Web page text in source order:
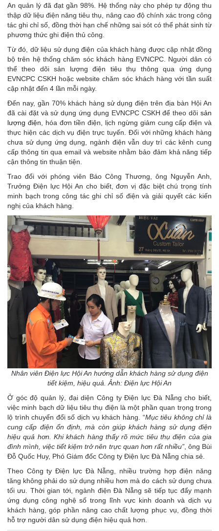
An quản lý đã đạt gần 98%. Hệ thống này cho phép tự động thu
thập dữ liệu điện năng tiêu thụ, nâng cao độ chính xác trong công
tác ghi chỉ số, đồng thời hạn chế những sai sót có thể phát sinh từ
phương thức ghi điện thủ công.
Từ đó, dữ liệu sử dụng điện của khách hàng được cập nhật đồng
bộ trên hệ thống chăm sóc khách hàng EVNCPC. Người dân có
thể theo dõi sản lượng điện tiêu thụ thông qua ứng dụng
EVNCPC CSKH hoặc website chăm sóc khách hàng với tần suất
cập nhật đến 4 lần mỗi ngày.
Đến nay, gần 70% khách hàng sử dụng điện trên địa bàn Hội An
đã cài đặt và sử dụng ứng dụng EVNCPC CSKH để theo dõi sản
lượng điện , hóa đơn tiền điện, lịch ngừng giảm cung cấp điện và
thực hiện các dịch vụ điện trực tuyến. Đối với những khách hàng
chưa sử dụng ứng dụng, ngành điện vẫn duy trì các kênh cung
cấp thông tin qua email và website nhằm bảo đảm khả năng tiếp
cận thông tin thuận tiện.
Trao đổi với phóng viên Báo Công Thương, ông Nguyễn Anh,
Trưởng Điện lực Hội An cho biết, đơn vị đặc biệt chú trọng tính
minh bạch trong công tác ghi chỉ số điện và giải quyết các kiến
nghị của khách hàng.
Nhân viên Điện lực Hội An hướng dẫn khách hàng sử dụng điện
tiết kiệm, hiệu quả. Ảnh: Điện lực Hội An
Ở góc độ quản lý, đại diện Công ty Điện lực Đà Nẵng cho biết,
việc minh bạch dữ liệu tiêu thụ điện là một phần quan trọng trong
lộ trình chuyển đổi số dịch vụ khách hàng. “Mục tiêu không chỉ là
cung cấp điện ổn định, mà còn giúp khách hàng sử dụng điện
hiệu quả hơn. Khi khách hàng thấy rõ mức tiêu thụ điện của gia
đình mình, việc tiết kiệm trở nên trực quan hơn rất nhiều”, ông Bùi
Đỗ Quốc Huy, Phó Giám đốc Công ty Điện lực Đà Nẵng chia sẻ.
Theo Công ty Điện lực Đà Nẵng, nhiều trường hợp điện năng
tăng không phải do sử dụng nhiều hơn mà do cách sử dụng chưa
tối ưu. Thời gian tới, ngành điện Đà Nẵng sẽ tiếp tục đẩy mạnh
ứng dụng công nghệ số trong lĩnh vực kinh doanh và dịch vụ
khách hàng, góp phần nâng cao chất lượng phục vụ, đồng thời
hỗ trợ người dân sử dụng điện hiệu quả hơn.